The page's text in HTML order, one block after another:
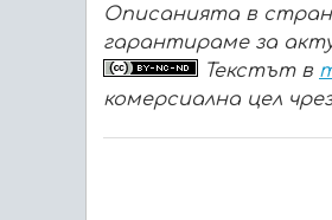
Описанията в
гарантираме за
Текстът в
комерсиална цел